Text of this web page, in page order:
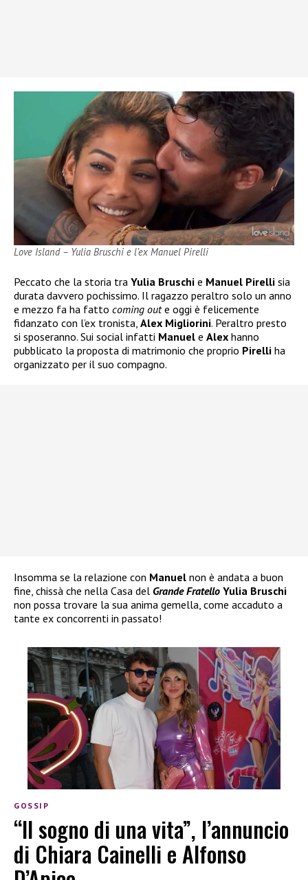
Love Island – Yulia Bruschi e l’ex Manuel Pirelli
Peccato che la storia tra Yulia Bruschi e Manuel Pirelli sia
durata davvero pochissimo. Il ragazzo peraltro solo un anno
e mezzo fa ha fatto coming oute oggi è felicemente
fidanzato con l’ex tronista, Alex Migliorini. Peraltro presto
si sposeranno. Sui social infatti Manuel e Alex hanno
pubblicato la proposta di matrimonio che proprio Pirelli ha
organizzato per il suo compagno.
Insomma se la relazione con Manuel non è andata a buon
fine, chissà che nella Casa del Grande Fratello Yulia Bruschi
non possa trovare la sua anima gemella, come accaduto a
tante ex concorrenti in passato!
GOSSIP
“Il sogno di una vita”, l’annuncio
di Chiara Cainelli e Alfonso